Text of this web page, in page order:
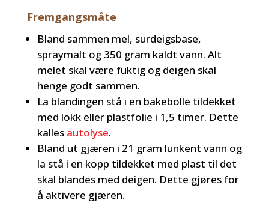
Fremgangsmåte
Bland sammen mel, surdeigsbase,
spraymalt og 350 gram kaldt vann. Alt
melet skal være fuktig og deigen skal
henge godt sammen.
La blandingen stå i en bakebolle tildekket
med lokk eller plastfolie i 1,5 timer. Dette
kalles autolyse.
Bland ut gjæren i 21 gram lunkent vann og
la stå i en kopp tildekket med plast til det
skal blandes med deigen. Dette gjøres for
å aktivere gjæren.